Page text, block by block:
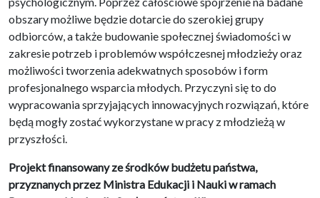
obszary możliwe będzie dotarcie do szerokiej grupy
odbiorców, a także budowanie społecznej świadomości w
zakresie potrzeb i problemów współczesnej młodzieży oraz
możliwości tworzenia adekwatnych sposobów i form
profesjonalnego wsparcia młodych. Przyczyni się to do
wypracowania sprzyjających innowacyjnych rozwiązań, które
będą mogły zostać wykorzystane w pracy z młodzieżą w
przyszłości.
Projekt finansowany ze środków budżetu państwa,
przyznanych przez Ministra Edukacji i Nauki w ramach